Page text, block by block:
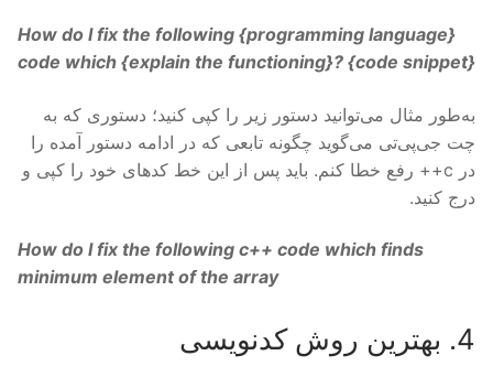
How do I fix the following {programming language}
code which {explain the functioning}? {code snippet}
به‌طور مثال می‌توانید دستور زیر را کپی کنید؛ دستوری که به
چت جی‌پی‌تی می‌گوید چگونه تابعی که در ادامه‌ دستور آمده را
در c++ رفع خطا کنم. باید پس از این خط کدهای خود را کپی و
درج کنید.
How do I fix the following c++ code which finds
minimum element of the array
4. بهترین روش کدنویسی